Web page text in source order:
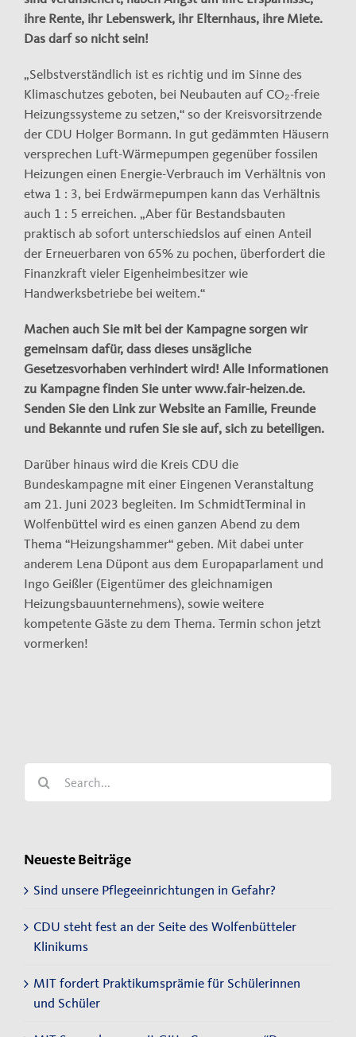
ihre Rente, ihr Lebenswerk, ihr Elternhaus, ihre Miete.
Das darf so nicht sein!
„Selbstverständlich ist es richtig und im Sinne des
Klimaschutzes geboten, bei Neubauten auf CO₂-freie
Heizungssysteme zu setzen,“ so der Kreisvorsitrzende
der CDU Holger Bormann. In gut gedämmten Häusern
versprechen Luft-Wärmepumpen gegenüber fossilen
Heizungen einen Energie-Verbrauch im Verhältnis von
etwa 1 : 3, bei Erdwärmepumpen kann das Verhältnis
auch 1 : 5 erreichen. „Aber für Bestandsbauten
praktisch ab sofort unterschiedslos auf einen Anteil
der Erneuerbaren von 65% zu pochen, überfordert die
Finanzkraft vieler Eigenheimbesitzer wie
Handwerksbetriebe bei weitem.“
Machen auch Sie mit bei der Kampagne sorgen wir
gemeinsam dafür, dass dieses unsägliche
Gesetzesvorhaben verhindert wird! Alle Informationen
zu Kampagne finden Sie unter www.fair-heizen.de.
Senden Sie den Link zur Website an Familie, Freunde
und Bekannte und rufen Sie sie auf, sich zu beteiligen.
Darüber hinaus wird die Kreis CDU die
Bundeskampagne mit einer Eingenen Veranstaltung
am 21. Juni 2023 begleiten. Im SchmidtTerminal in
Wolfenbüttel wird es einen ganzen Abend zu dem
Thema “Heizungshammer“ geben. Mit dabei unter
anderem Lena Düpont aus dem Europaparlament und
Ingo Geißler (Eigentümer des gleichnamigen
Heizungsbauunternehmens), sowie weitere
kompetente Gäste zu dem Thema. Termin schon jetzt
vormerken!
for:
Neueste Beiträge
Sind unsere Pflegeeinrichtungen in Gefahr?
CDU steht fest an der Seite des Wolfenbütteler
Klinikums
MIT fordert Praktikumsprämie für Schülerinnen
und Schüler